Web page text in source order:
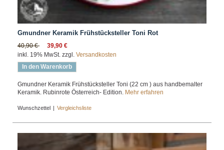
Gmundner Keramik Frühstücksteller Toni Rot
40,90 €
39,90 €
inkl. 19% MwSt. zzgl. Versandkosten
In den Warenkorb
Gmundner Keramik Frühstücksteller Toni (22 cm ) aus handbemalter
Keramik. Rubinrote Österreich- Edition. Mehr erfahren
Wunschzettel | Vergleichsliste